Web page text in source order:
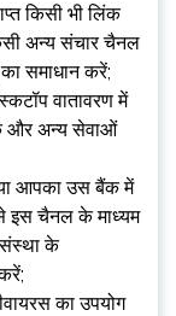
किसी भी लिंक
अन्य संचार चैनल
समाधान करें;
वातावरण में
और अन्य सेवाओं
आपका उस बैंक में
इस चैनल के माध्यम
के
का उपयोग